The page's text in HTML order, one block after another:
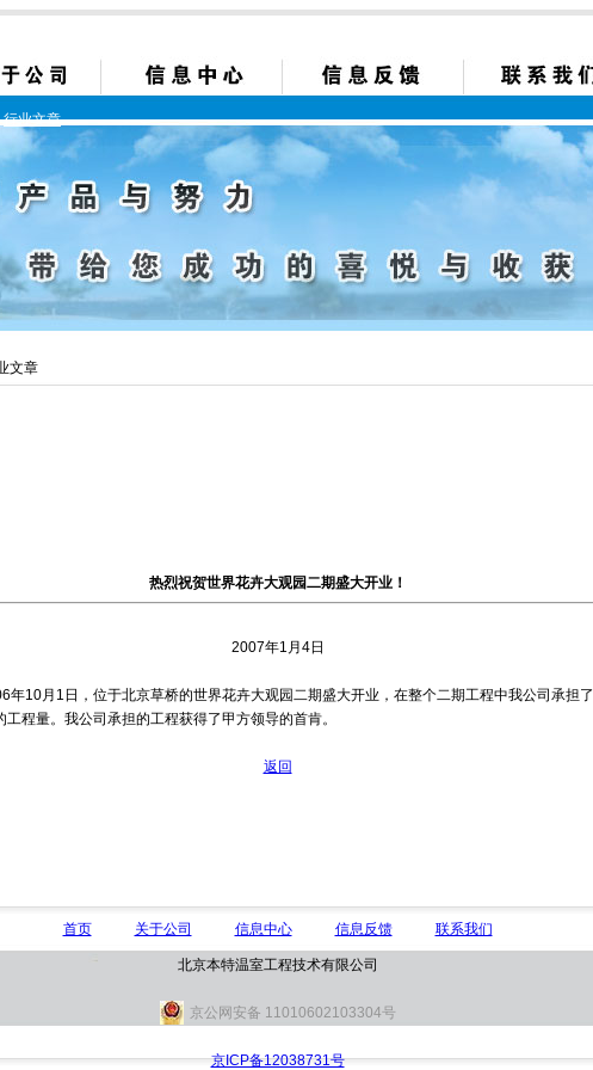
行业文章
文章
热烈祝贺世界花卉大观园二期盛大开业！
2007年1月4日
10月1日，位于北京草桥的世界花卉大观园二期盛大开业，在整个二期工程中我公司承担了
工程量。我公司承担的工程获得了甲方领导的首肯。
返回
首页 关于公司 信息中心 信息反馈 联系我们
北京本特温室工程技术有限公司
京公网安备 11010602103304号
京ICP备12038731号